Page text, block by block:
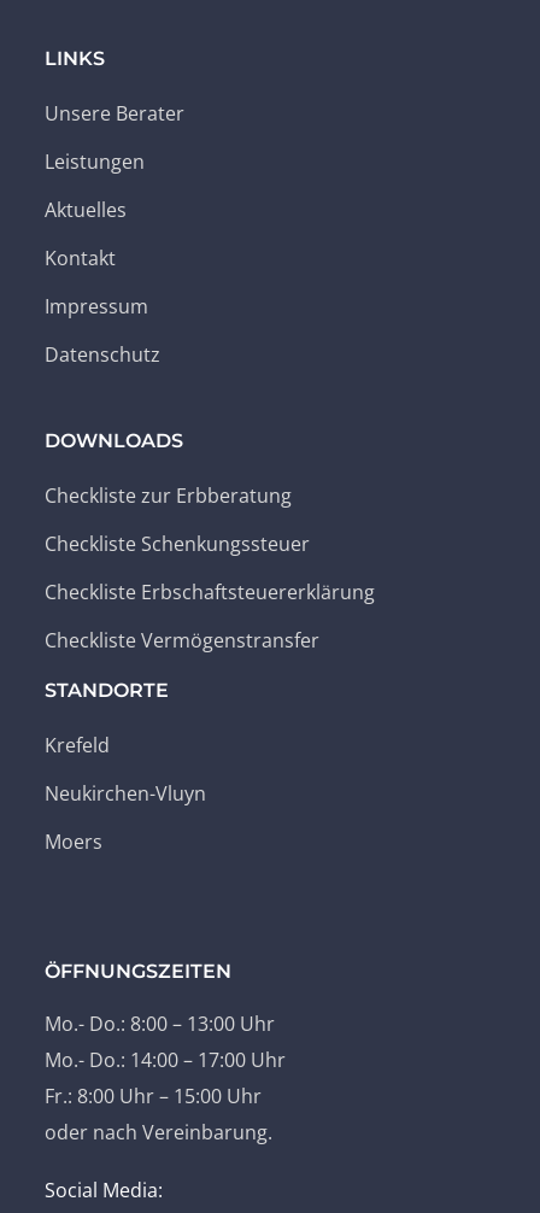
LINKS
Unsere Berater
Leistungen
Aktuelles
Kontakt
Impressum
Datenschutz
DOWNLOADS
Checkliste zur Erbberatung
Checkliste Schenkungssteuer
Checkliste Erbschaftsteuererklärung
Checkliste Vermögenstransfer
STANDORTE
Krefeld
Neukirchen-Vluyn
Moers
ÖFFNUNGSZEITEN
Mo.- Do.: 8:00 – 13:00 Uhr
Mo.- Do.: 14:00 – 17:00 Uhr
Fr.: 8:00 Uhr – 15:00 Uhr
oder nach Vereinbarung.
Social Media: